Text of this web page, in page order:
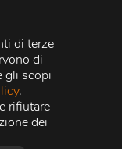
di terze
di
gli scopi
.
rifiutare
dei
Melzo (MI)
-
Sociale
Tutti i diritti